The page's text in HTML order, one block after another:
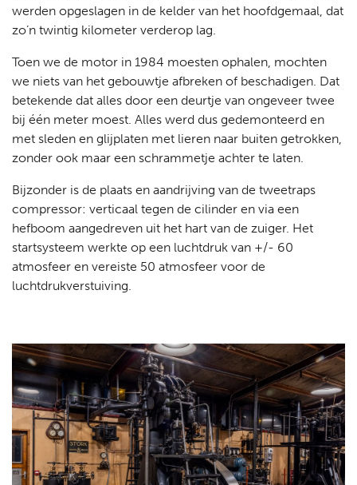
werden opgeslagen in de kelder van het hoofdgemaal, dat
zo’n twintig kilometer verderop lag.
Toen we de motor in 1984 moesten ophalen, mochten
we niets van het gebouwtje afbreken of beschadigen. Dat
betekende dat alles door een deurtje van ongeveer twee
bij één meter moest. Alles werd dus gedemonteerd en
met sleden en glijplaten met lieren naar buiten getrokken,
zonder ook maar een schrammetje achter te laten.
Bijzonder is de plaats en aandrijving van de tweetraps
compressor: verticaal tegen de cilinder en via een
hefboom aangedreven uit het hart van de zuiger. Het
startsysteem werkte op een luchtdruk van +/- 60
atmosfeer en vereiste 50 atmosfeer voor de
luchtdrukverstuiving.